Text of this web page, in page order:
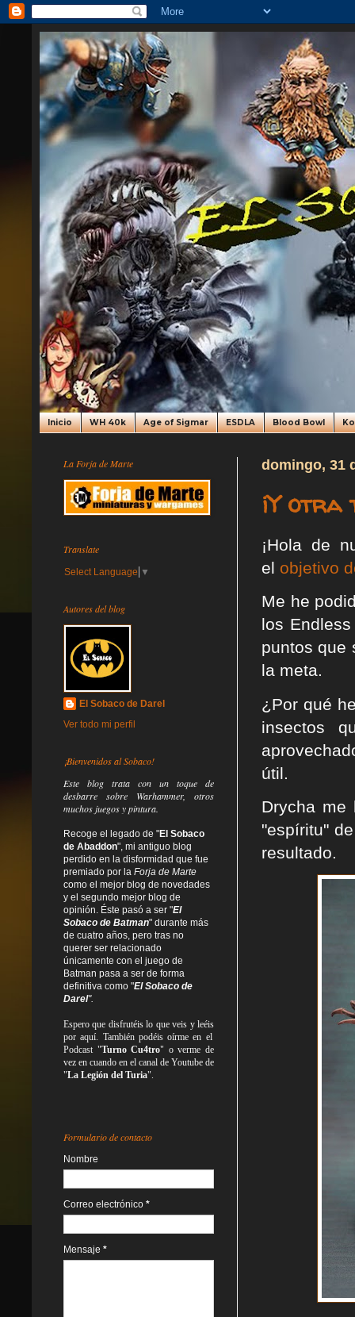
Inicio WH 40k Age of Sigmar ESDLA Blood Bowl
domingo, 31
¡Y otra
¡Hola de
el objetivo
Me he
los
puntos que
la meta.
¿Por qué
insectos
útil.
Drycha me
"espíritu"
resultado.
La Forja de Marte
Translate
Select Language ▼
Autores del blog
El Sobaco de Darel
Ver todo mi perfil
¡Bienvenidos al Sobaco!
Este blog trata con un toque de
desbarre sobre Warhammer, otros
muchos juegos y pintura.
Recoge el legado de "El Sobaco
de Abaddon", mi antiguo blog
perdido en la disformidad que fue
premiado por la Forja de Marte
como el mejor blog de novedades
y el segundo mejor blog de
opinión. Éste pasó a ser "El
Sobaco de Batman" durante más
de cuatro años, pero tras no
querer ser relacionado
únicamente con el juego de
Batman pasa a ser de forma
definitiva como "El Sobaco de
Darel".
Espero que disfrutéis lo queveis yleéis
por aquí. También podéis oírme en el
Podcast "Turno Cu4tro" o verme de
vez en cuando en el canal de Youtube de
"La Legión del Turia".
Formulario de contacto
Nombre
Correo electrónico *
Mensaje *